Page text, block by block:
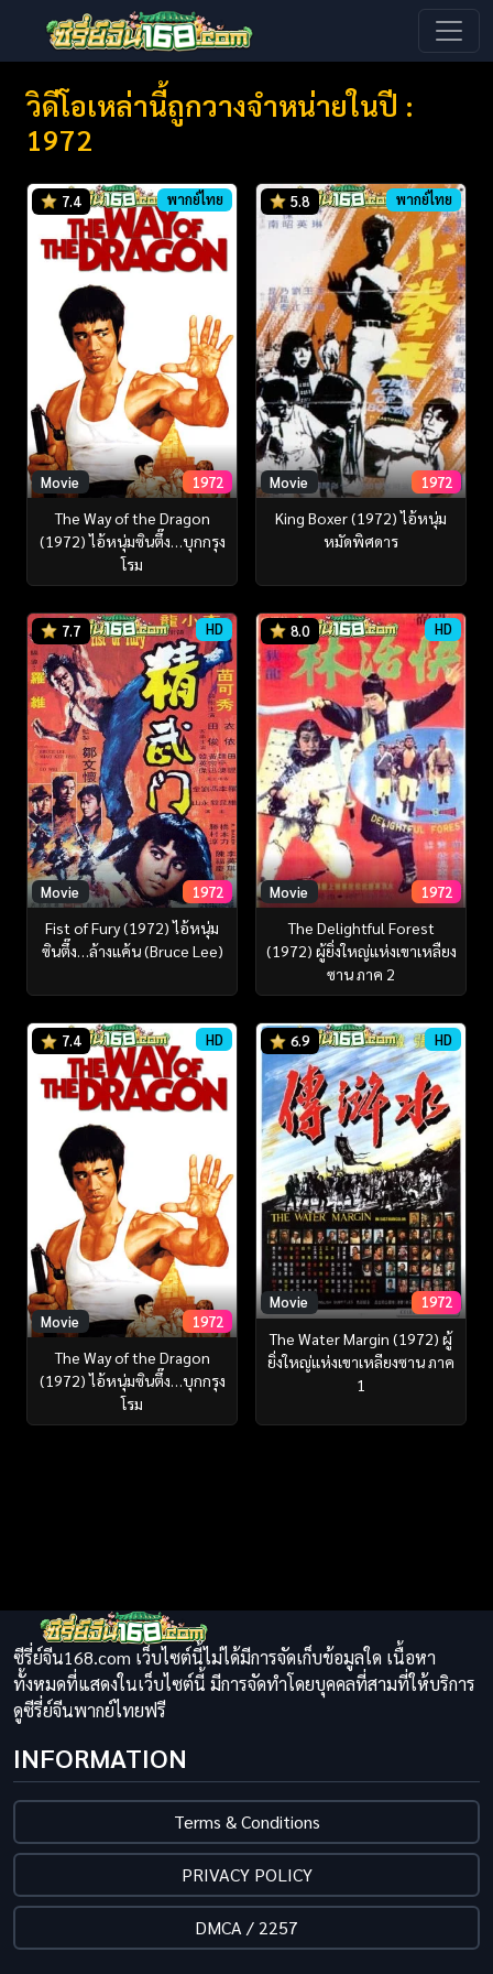
วิดีโอเหล่านี้ถูกวางจำหน่ายในปี :
1972
7.4 พากย์ไทย
Movie 1972
The Way of the Dragon
(1972) ไอ้หนุ่มซินตึ๊ง…บุกกรุง
โรม
5.8 พากย์ไทย
Movie 1972
King Boxer (1972) ไอ้หนุ่ม
หมัดพิศดาร
7.7 HD
Movie 1972
Fist of Fury (1972) ไอ้หนุ่ม
ซินตึ๊ง…ล้างแค้น (Bruce Lee)
8.0 HD
Movie 1972
The Delightful Forest
(1972) ผู้ยิ่งใหญ่แห่งเขาเหลืยง
ซาน ภาค 2
7.4 HD
Movie 1972
The Way of the Dragon
(1972) ไอ้หนุ่มซินตึ๊ง…บุกกรุง
โรม
6.9 HD
Movie 1972
The Water Margin (1972) ผู้
ยิ่งใหญ่แห่งเขาเหลียงซาน ภาค
1
ซีรี่ย์จีน168.com เว็บไซต์นี้ไม่ได้มีการจัดเก็บข้อมูลใด เนื้อหา
ทั้งหมดที่แสดงในเว็บไซต์นี้ มีการจัดทำโดยบุคคลที่สามที่ให้บริการ
ดูซีรี่ย์จีนพากย์ไทยฟรี
INFORMATION
Terms & Conditions
PRIVACY POLICY
DMCA / 2257